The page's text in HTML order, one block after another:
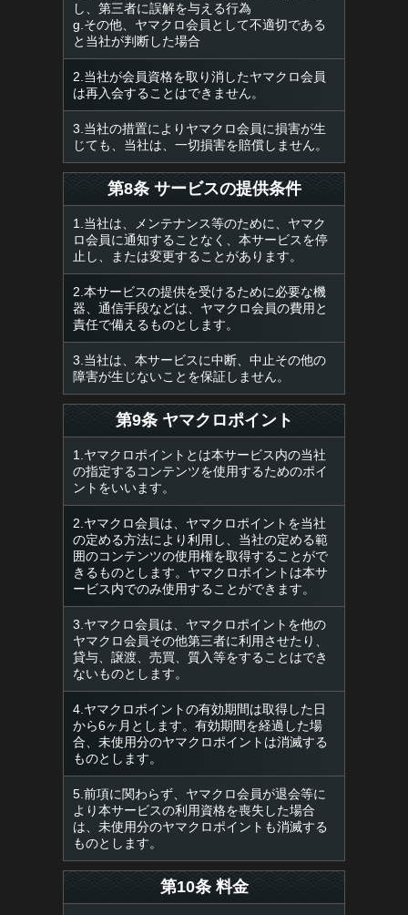
し、第三者に誤解を与える行為
g.その他、ヤマクロ会員として不適切である
と当社が判断した場合
2.当社が会員資格を取り消したヤマクロ会員
は再入会することはできません。
3.当社の措置によりヤマクロ会員に損害が生
じても、当社は、一切損害を賠償しません。
第8条 サービスの提供条件
1.当社は、メンテナンス等のために、ヤマク
ロ会員に通知することなく、本サービスを停
止し、または変更することがあります。
2.本サービスの提供を受けるために必要な機
器、通信手段などは、ヤマクロ会員の費用と
責任で備えるものとします。
3.当社は、本サービスに中断、中止その他の
障害が生じないことを保証しません。
第9条 ヤマクロポイント
1.ヤマクロポイントとは本サービス内の当社
の指定するコンテンツを使用するためのポイ
ントをいいます。
2.ヤマクロ会員は、ヤマクロポイントを当社
の定める方法により利用し、当社の定める範
囲のコンテンツの使用権を取得することがで
きるものとします。ヤマクロポイントは本サ
ービス内でのみ使用することができます。
3.ヤマクロ会員は、ヤマクロポイントを他の
ヤマクロ会員その他第三者に利用させたり、
貸与、譲渡、売買、質入等をすることはでき
ないものとします。
4.ヤマクロポイントの有効期間は取得した日
から6ヶ月とします。有効期間を経過した場
合、未使用分のヤマクロポイントは消滅する
ものとします。
5.前項に関わらず、ヤマクロ会員が退会等に
より本サービスの利用資格を喪失した場合
は、未使用分のヤマクロポイントも消滅する
ものとします。
第10条 料金